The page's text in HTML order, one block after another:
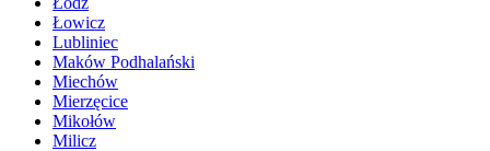
Łowicz
Lubliniec
Maków Podhalański
Miechów
Mierzęcice
Mikołów
Milicz